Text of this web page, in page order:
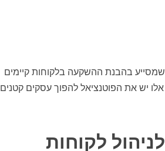
שמסייע בהבנת ההשקעה בלקוחות קיימים
יש את הפוטנציאל להפוך עסקים קטנים